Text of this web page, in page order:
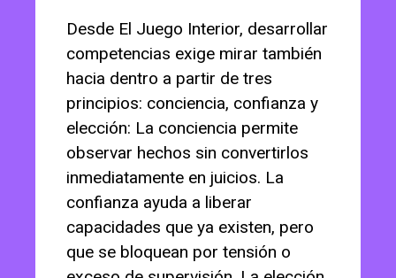
Desde El Juego Interior, desarrollar
competencias exige mirar también
hacia dentro a partir de tres
principios: conciencia, confianza y
elección: La conciencia permite
observar hechos sin convertirlos
inmediatamente en juicios. La
confianza ayuda a liberar
capacidades que ya existen, pero
que se bloquean por tensión o